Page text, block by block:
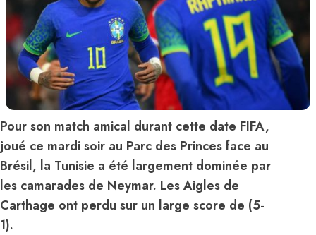
Pour son match amical durant cette date FIFA,
joué ce mardi soir au Parc des Princes face au
Brésil, la Tunisie a été largement dominée par
les camarades de Neymar. Les Aigles de
Carthage ont perdu sur un large score de (5-
1).